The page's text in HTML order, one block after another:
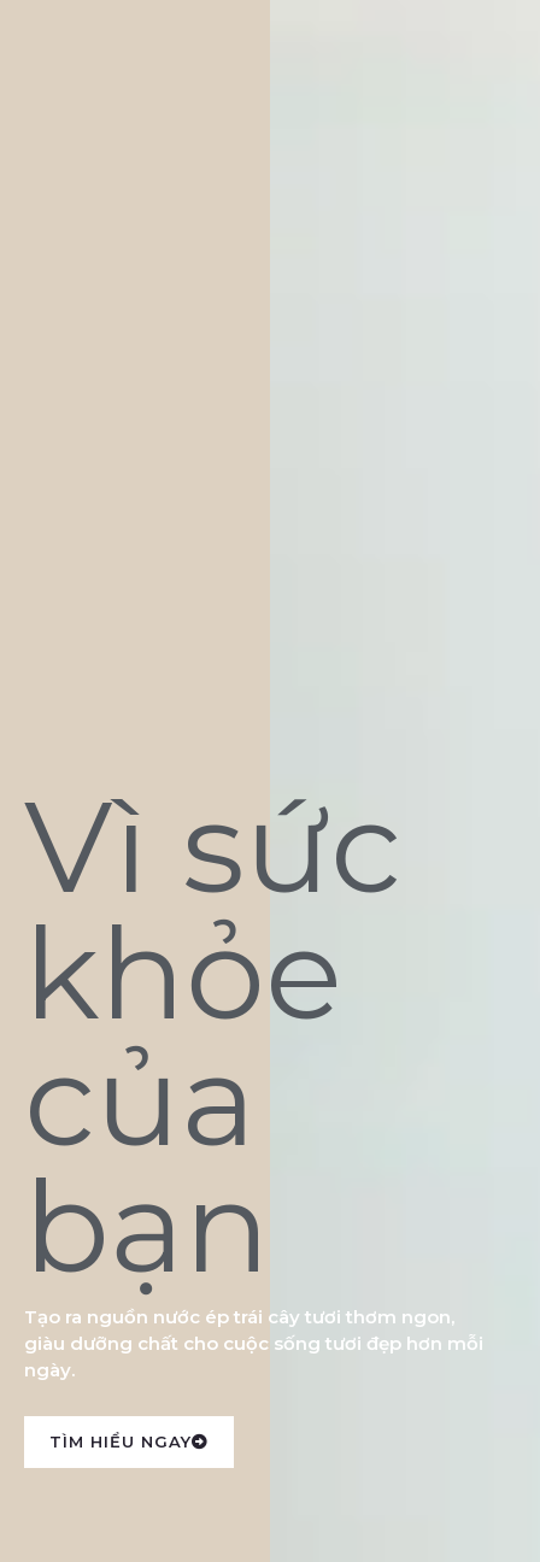
Vì sức
khỏe
của
bạn
Tạo ra nguồn nước ép trái cây tươi thơm ngon,
giàu dưỡng chất cho cuộc sống tươi đẹp hơn mỗi
ngày.
TÌM HIỂU NGAY